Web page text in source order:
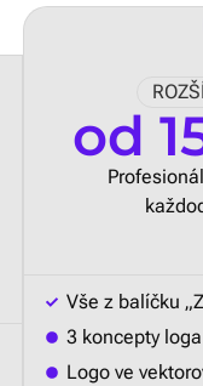
od
Vše z balíčku
3 koncepty
Logo ve